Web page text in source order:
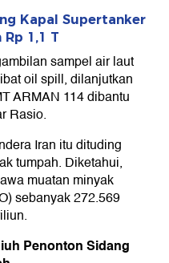
Kapal Supertanker
1,1 T
sampel air laut
oil spill, dilanjutkan
ARMAN 114 dibantu
Rasio.
Iran itu dituding
tumpah. Diketahui,
muatan minyak
sebanyak 272.569
Penonton Sidang